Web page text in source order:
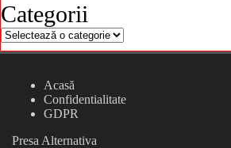
Categorii
Categorii
Acasă
Confidentialitate
GDPR
Presa Alternativa